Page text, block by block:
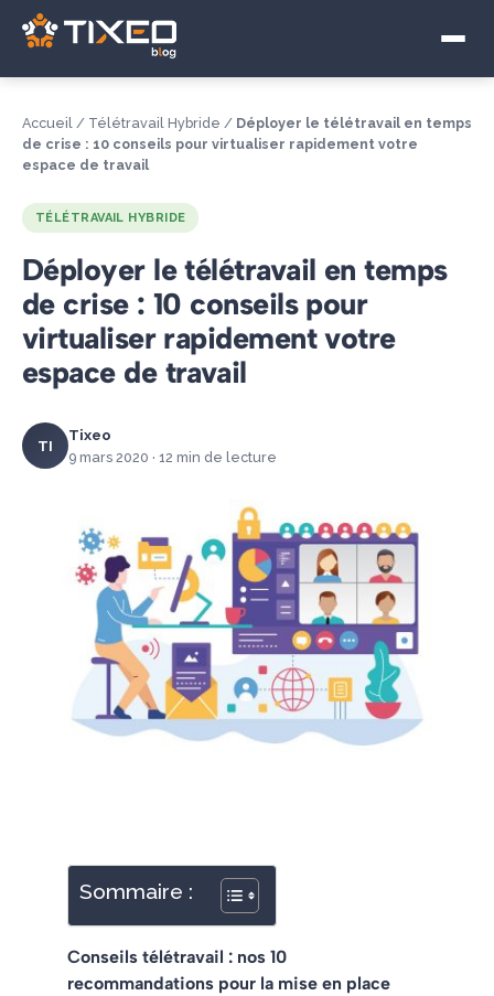
Visioconférence
Souveraineté numérique
Accueil / Télétravail Hybride / Déployer le télétravail en temps
de crise : 10 conseils pour virtualiser rapidement votre
espace de travail
TÉLÉTRAVAIL HYBRIDE
Déployer le télétravail en temps
de crise : 10 conseils pour
virtualiser rapidement votre
espace de travail
TI
Tixeo
9 mars 2020 · 12 min de lecture
Sommaire :
Conseils télétravail : nos 10
recommandations pour la mise en place